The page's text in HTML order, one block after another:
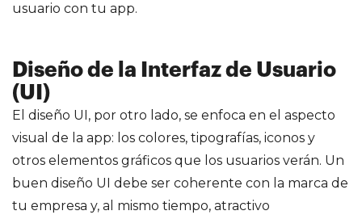
usuario con tu app.
Diseño de la Interfaz de Usuario
(UI)
El diseño UI, por otro lado, se enfoca en el aspecto
visual de la app: los colores, tipografías, iconos y
otros elementos gráficos que los usuarios verán. Un
buen diseño UI debe ser coherente con la marca de
tu empresa y, al mismo tiempo, atractivo